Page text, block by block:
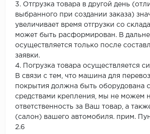
3. Отгрузка товара в другой день
выбранного при создании заказа)
увеличивает время отгрузки со
может быть расформирован. В
осуществляется только после
заявки.
4. Погрузка товара осуществляется
В связи с тем, что машина для
покрытия должна быть оборудована
средствами крепления, мы не можем
ответственность за Ваш товар, а
(салон) вашего автомобиля. прим.
2.6